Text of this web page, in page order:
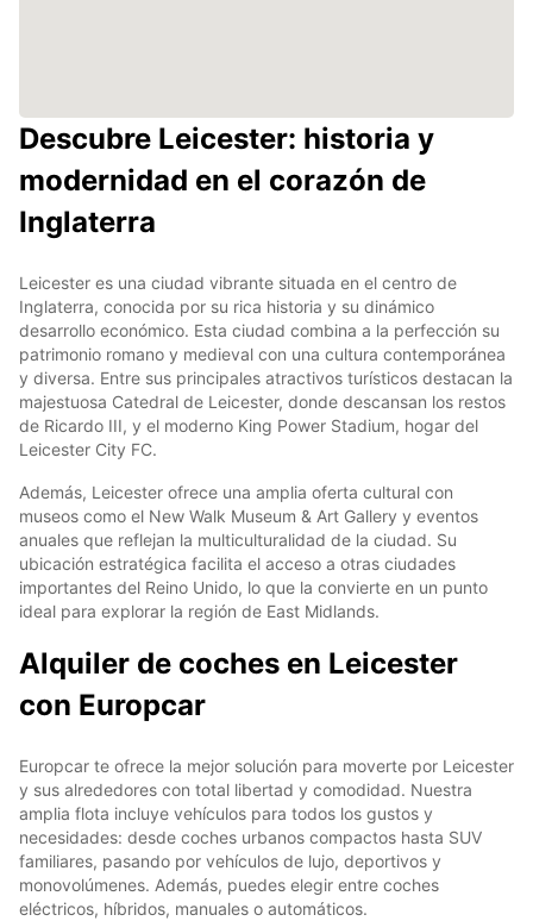
Descubre Leicester: historia y
modernidad en el corazón de
Inglaterra
Leicester es una ciudad vibrante situada en el centro de
Inglaterra, conocida por su rica historia y su dinámico
desarrollo económico. Esta ciudad combina a la perfección su
patrimonio romano y medieval con una cultura contemporánea
y diversa. Entre sus principales atractivos turísticos destacan la
majestuosa Catedral de Leicester, donde descansan los restos
de Ricardo III, y el moderno King Power Stadium, hogar del
Leicester City FC.
Además, Leicester ofrece una amplia oferta cultural con
museos como el New Walk Museum & Art Gallery y eventos
anuales que reflejan la multiculturalidad de la ciudad. Su
ubicación estratégica facilita el acceso a otras ciudades
importantes del Reino Unido, lo que la convierte en un punto
ideal para explorar la región de East Midlands.
Alquiler de coches en Leicester
con Europcar
Europcar te ofrece la mejor solución para moverte por Leicester
y sus alrededores con total libertad y comodidad. Nuestra
amplia flota incluye vehículos para todos los gustos y
necesidades: desde coches urbanos compactos hasta SUV
familiares, pasando por vehículos de lujo, deportivos y
monovolúmenes. Además, puedes elegir entre coches
eléctricos, híbridos, manuales o automáticos.